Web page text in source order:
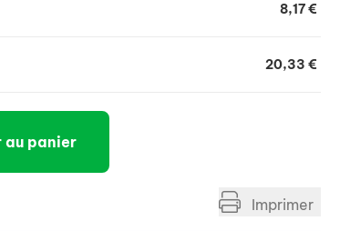
à une alimentation normale. En tant que
Care Herbivore . Développé par un
digestible.
8,17 €
20,33 €
au panier
Imprimer